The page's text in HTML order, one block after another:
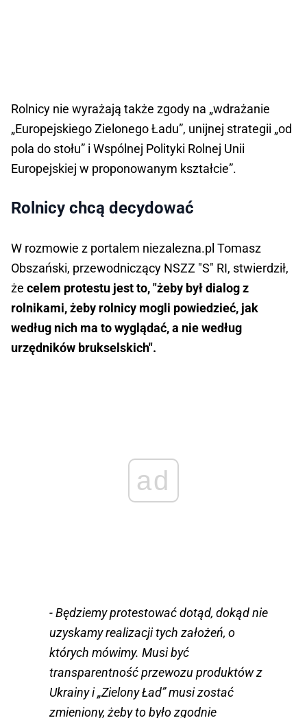
Rolnicy nie wyrażają także zgody na „wdrażanie
„Europejskiego Zielonego Ładu”, unijnej strategii „od
pola do stołu” i Wspólnej Polityki Rolnej Unii
Europejskiej w proponowanym kształcie”.
Rolnicy chcą decydować
W rozmowie z portalem niezalezna.pl Tomasz
Obszański, przewodniczący NSZZ "S" RI, stwierdził,
że celem protestu jest to, "żeby był dialog z
rolnikami, żeby rolnicy mogli powiedzieć, jak
według nich ma to wyglądać, a nie według
urzędników brukselskich".
ad
- Będziemy protestować dotąd, dokąd nie
uzyskamy realizacji tych założeń, o
których mówimy. Musi być
transparentność przewozu produktów z
Ukrainy i „Zielony Ład” musi zostać
zmieniony, żeby to było zgodnie